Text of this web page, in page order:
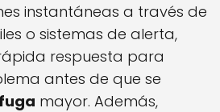
instantáneas a través de
o sistemas de alerta,
respuesta para
antes de que se
fuga mayor. Además,